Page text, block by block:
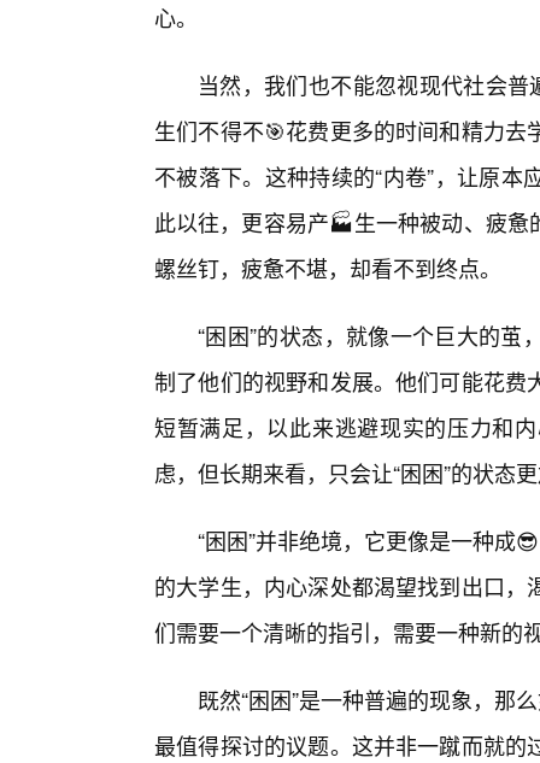
心。
当然，我们也不能忽视现代社会
生们不得不🎯花费更多的时间和精力
不被落下。这种持续的“内卷”，让原
此以往，更容易产🏭生一种被动、疲
螺丝钉，疲惫不堪，却看不到终点。
“困困”的状态，就像一个巨大的
制了他们的视野和发展。他们可能花
短暂满足，以此来逃避现实的压力和
虑，但长期来看，只会让“困困”的状态
“困困”并非绝境，它更像是一种成
的大学生，内心深处都渴望找到出口
们需要一个清晰的指引，需要一种新的
既然“困困”是一种普遍的现象，那
最值得探讨的议题。这并非一蹴而就